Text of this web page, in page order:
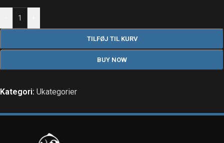
TILFØJ TIL KURV
BUY NOW
Kategori: Ukategorier